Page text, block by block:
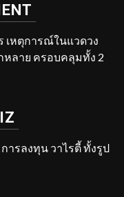
เหตุการณ์ในแวดวง
หลาย ครอบคลุมทั้ง 2
ารลงทุน วาไรตี้ ทั้งรูป